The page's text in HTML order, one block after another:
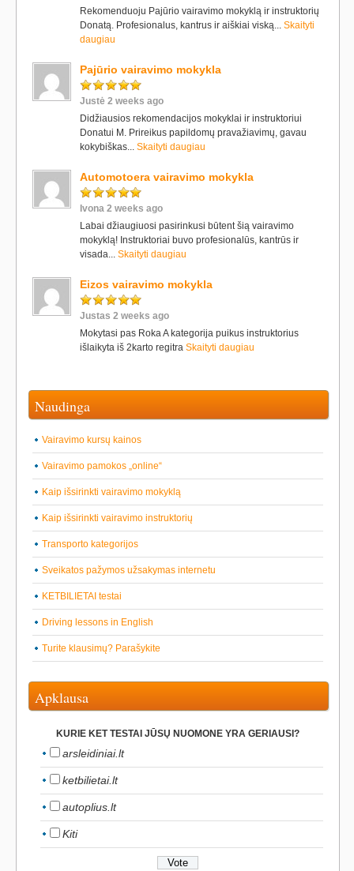
Rekomenduoju Pajūrio vairavimo mokyklą ir instruktorių
Donatą. Profesionalus, kantrus ir aiškiai viską... Skaityti
daugiau
Pajūrio vairavimo mokykla
Justė 2 weeks ago
Didžiausios rekomendacijos mokyklai ir instruktoriui
Donatui M. Prireikus papildomų pravažiavimų, gavau
kokybiškas... Skaityti daugiau
Automotoera vairavimo mokykla
Ivona 2 weeks ago
Labai džiaugiuosi pasirinkusi būtent šią vairavimo
mokyklą! Instruktoriai buvo profesionalūs, kantrūs ir
visada... Skaityti daugiau
Eizos vairavimo mokykla
Justas 2 weeks ago
Mokytasi pas Roka A kategorija puikus instruktorius
išlaikyta iš 2karto regitra Skaityti daugiau
Naudinga
Vairavimo kursų kainos
Vairavimo pamokos „online“
Kaip išsirinkti vairavimo mokyklą
Kaip išsirinkti vairavimo instruktorių
Transporto kategorijos
Sveikatos pažymos užsakymas internetu
KETBILIETAI testai
Driving lessons in English
Turite klausimų? Parašykite
Apklausa
KURIE KET TESTAI JŪSŲ NUOMONE YRA GERIAUSI?
arsleidiniai.lt
ketbilietai.lt
autoplius.lt
Kiti